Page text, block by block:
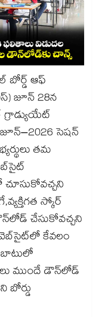
బోర్డ్ ఆఫ్
జూన్ 28న
సెషన్
తమ
చూసుకోవచ్చని
స్కోర్
చేసుకోవచ్చని
వెబ్‌‌సైట్‌‌లో కేవలం
ముందే డౌన్‌‌లోడ్
బోర్డు